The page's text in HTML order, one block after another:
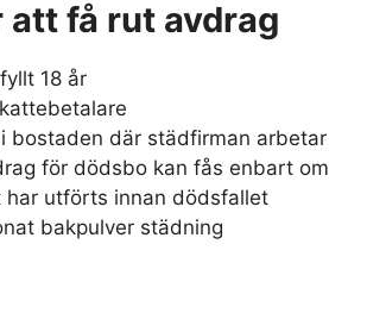
att få rut avdrag
18 år
bostaden där städfirman arbetar
för dödsbo kan fås enbart om
har utförts innan dödsfallet
bakpulver städning